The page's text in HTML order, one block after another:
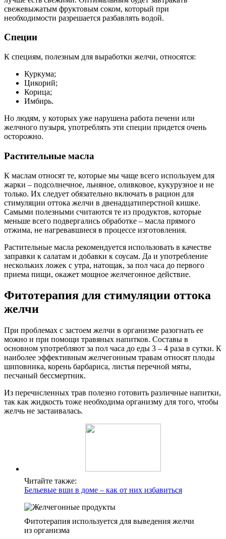
свежевыжатым фруктовым соком, который при
необходимости разрешается разбавлять водой.
Специи
К специям, полезным для выработки желчи, относятся:
Куркума;
Цикорий;
Корица;
Имбирь.
Но людям, у которых уже нарушена работа печени или
желчного пузыря, употреблять эти специи придется очень
осторожно.
Растительные масла
К маслам относят те, которые мы чаще всего используем для
жарки – подсолнечное, льняное, оливковое, кукурузное и не
только. Их следует обязательно включать в рацион для
стимуляции оттока желчи в двенадцатиперстной кишке.
Самыми полезными считаются те из продуктов, которые
меньше всего подвергались обработке – масла прямого
отжима, не нагревавшиеся в процессе изготовления.
Растительные масла рекомендуется использовать в качестве
заправки к салатам и добавки к соусам. Да и употребление
нескольких ложек с утра, натощак, за пол часа до первого
приема пищи, окажет мощное желчегонное действие.
Фитотерапия для стимуляции оттока
желчи
При проблемах с застоем желчи в организме разогнать ее
можно и при помощи травяных напитков. Составы в
основном употребляют за пол часа до еды 3 – 4 раза в сутки. К
наиболее эффективным желчегонным травам относят плоды
шиповника, корень барбариса, листья перечной мяты,
песчаный бессмертник.
Из перечисленных трав полезно готовить различные напитки,
так как жидкость тоже необходима организму для того, чтобы
желчь не застаивалась.
Читайте также:
Бельевые вши в доме – как от них избавиться
Фитотерапия используется для выведения желчи
из организма